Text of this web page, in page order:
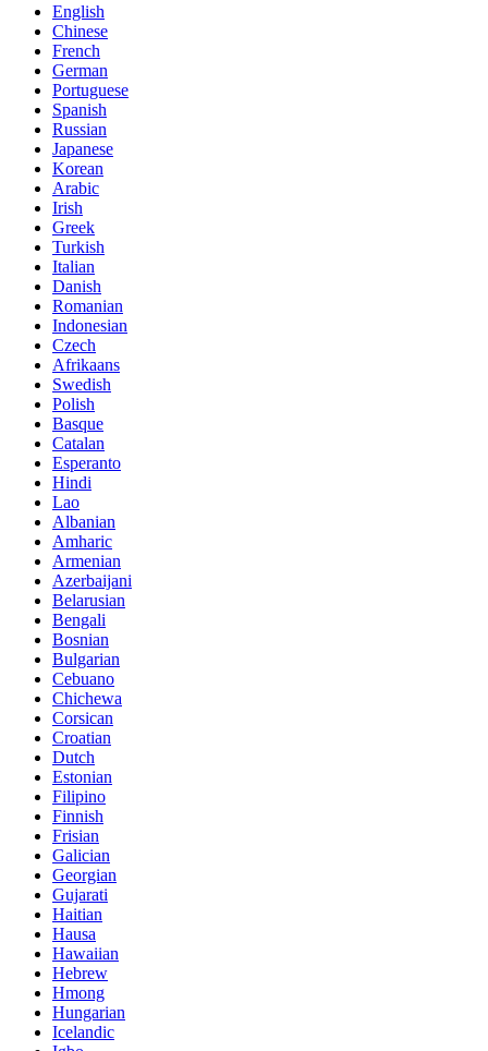
English
Chinese
French
German
Portuguese
Spanish
Russian
Japanese
Korean
Arabic
Irish
Greek
Turkish
Italian
Danish
Romanian
Indonesian
Czech
Afrikaans
Swedish
Polish
Basque
Catalan
Esperanto
Hindi
Lao
Albanian
Amharic
Armenian
Azerbaijani
Belarusian
Bengali
Bosnian
Bulgarian
Cebuano
Chichewa
Corsican
Croatian
Dutch
Estonian
Filipino
Finnish
Frisian
Galician
Georgian
Gujarati
Haitian
Hausa
Hawaiian
Hebrew
Hmong
Hungarian
Icelandic